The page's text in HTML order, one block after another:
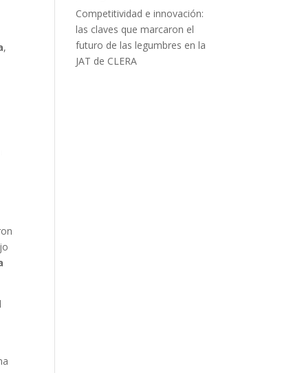
,
Competitividad e innovación:
las claves que marcaron el
futuro de las legumbres en la
JAT de CLERA